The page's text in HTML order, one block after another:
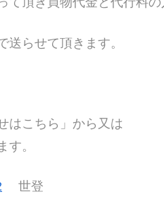
送らせて頂きます。
はこちら」から又は
す。
世登